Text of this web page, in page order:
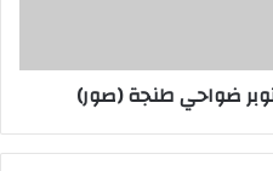
ضواحي طنجة (صور)